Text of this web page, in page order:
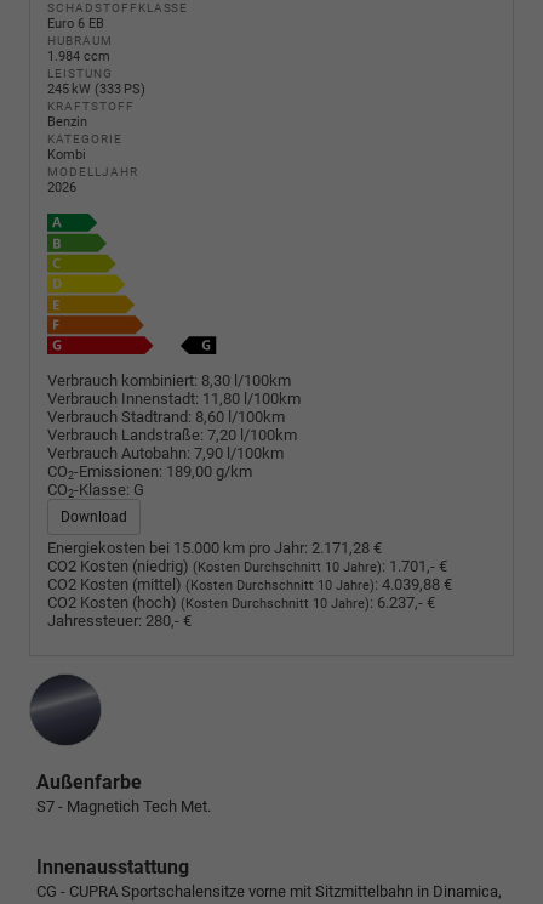
SCHADSTOFFKLASSE
Euro 6 EB
HUBRAUM
1.984 ccm
LEISTUNG
245 kW (333 PS)
KRAFTSTOFF
Benzin
KATEGORIE
Kombi
MODELLJAHR
2026
Verbrauch kombiniert: 8,30 l/100km
Verbrauch Innenstadt: 11,80 l/100km
Verbrauch Stadtrand: 8,60 l/100km
Verbrauch Landstraße: 7,20 l/100km
Verbrauch Autobahn: 7,90 l/100km
CO2-Emissionen: 189,00 g/km
CO2-Klasse: G
Download
Energiekosten bei 15.000 km pro Jahr: 2.171,28 €
CO2 Kosten (niedrig) (Kosten Durchschnitt 10 Jahre): 1.701,- €
CO2 Kosten (mittel) (Kosten Durchschnitt 10 Jahre): 4.039,88 €
CO2 Kosten (hoch) (Kosten Durchschnitt 10 Jahre): 6.237,- €
Jahressteuer: 280,- €
Außenfarbe
S7 - Magnetich Tech Met.
Innenausstattung
CG - CUPRA Sportschalensitze vorne mit Sitzmittelbahn in Dinamica,